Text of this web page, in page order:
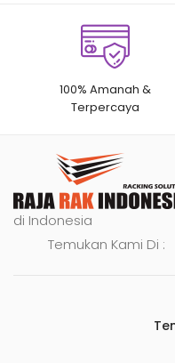
100% Amanah &
Terpercaya
di Indonesia
Temukan Kami Di :